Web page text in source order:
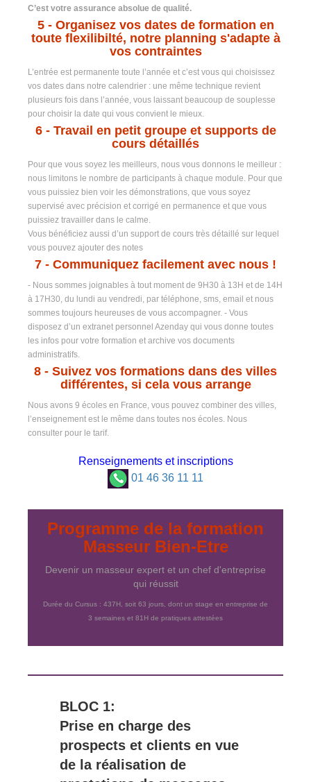
C’est votre assurance absolue de qualité.
5- Organisez vos dates de formation en
toute flexilibilté, notre planning s'adapte à
vos contraintes
L’entrée est permanente toute l’année et c’est vous qui choisissez
vos dates dans notre calendrier : une même technique revient
plusieurs fois dans l’année, vous laissant beaucoup de souplesse
pour choisir la date qui vous convient le mieux.
6- Travail en petit groupe et supports de
cours détaillés
Pour que vous soyez les meilleurs, nous vous donnons le meilleur :
nous limitons le nombre de participants à chaque module. Pour que
vous puissiez bien voir les démonstrations, que vous soyez
supervisé avec précision et corrigé en permanence et que vous
puissiez travailler dans le calme.
Vous bénéficiez aussi d’un support de cours très détaillé sur lequel
vous pouvez ajouter des notes
7 - Communiquez facilement avec nous !
- Nous sommes joignables à tout moment de 9H30 à 13H et de 14H
à 17H30, du lundi au vendredi, par téléphone, sms, email et nous
sommes toujours heureuses de vous accompagner. - Vous
disposez d’un extranet personnel Azenday qui vous donne toutes
les infos pour votre formation et archive vos documents
administratifs.
8 - Suivez vos formations dans des villes
différentes, si cela vous arrange
Nous avons 9 écoles en France, vous pouvez combiner des villes,
l’enseignement est le même dans toutes nos écoles. Nous
consulter pour le tarif.
Renseignements et inscriptions
01 46 36 11 11
Programme de la formation
Masseur Bien-Etre
Devenir un masseur expert et un chef d'entreprise
qui réussit
Durée du Cursus : 437H, soit 63 jours, dont un stage en entreprise de
3 semaines et 81H de pratiques attestées
BLOC 1:
Prise en charge des
prospects et clients en vue
de la réalisation de